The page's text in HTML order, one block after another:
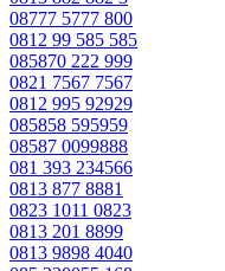
08777 5777 800
0812 99 585 585
085870 222 999
0821 7567 7567
0812 995 92929
085858 595959
08587 0099888
081 393 234566
0813 877 8881
0823 1011 0823
0813 201 8899
0813 9898 4040